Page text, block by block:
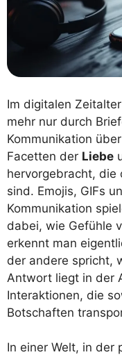
Im digitalen
mehr nur durch
Kommunikation
Facetten der Liebe
hervorgebracht,
sind. Emojis, GIFs
Kommunikation
dabei, wie Gefühle
erkennt man
der andere spricht,
Antwort liegt in der
Interaktionen, die
Botschaften
In einer Welt, in der